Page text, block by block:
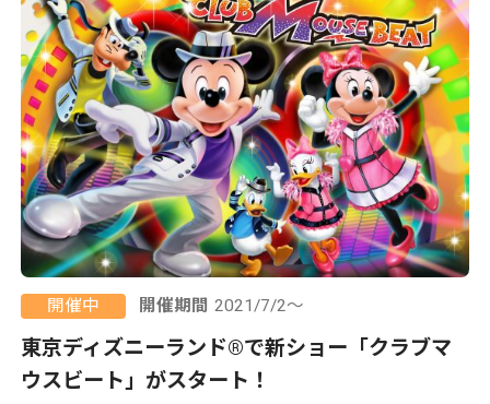
開催中 開催期間 2021/7/2～
東京ディズニーランド®で新ショー「クラブマ
ウスビート」がスタート！